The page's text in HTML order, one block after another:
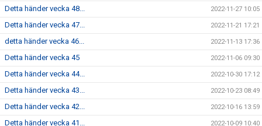
Detta händer vecka 48... 2022-11-27 10:05
Detta händer vecka 47... 2022-11-21 17:21
detta händer vecka 46... 2022-11-13 17:36
Detta händer vecka 45 2022-11-06 09:30
Detta händer vecka 44... 2022-10-30 17:12
Detta händer vecka 43... 2022-10-23 08:49
Detta händer vecka 42... 2022-10-16 13:59
Detta händer vecka 41... 2022-10-09 10:40